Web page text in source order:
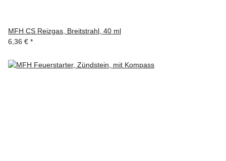
MFH CS Reizgas, Breitstrahl, 40 ml
6,36 € *